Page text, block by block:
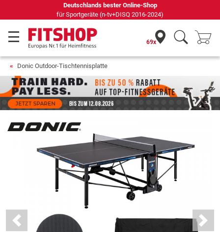
Seit 42 Jahren Ihr Experte für Heimfitness
69x
Donic Outdoor-Tischtennisplatte
Previous Next